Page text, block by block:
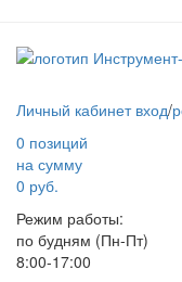
Личный кабинет вход/
0 позиций
на сумму
0 руб.
Режим работы:
по будням (Пн-Пт)
8:00-17:00